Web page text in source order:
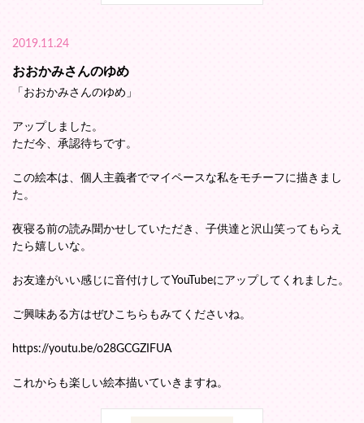
2019.11.24
おおかみさんのゆめ
「おおかみさんのゆめ」
アップしました。
ただ今、承認待ちです。
この絵本は、個人主義者でマイペースな私をモチーフに描きまし
た。
夜寝る前の読み聞かせしていただき、子供達と沢山笑ってもらえ
たら嬉しいな。
お友達がいい感じに音付けしてYouTubeにアップしてくれました。
ご興味ある方はぜひこちらもみてくださいね。
https://youtu.be/o28GCGZIFUA
これからも楽しい絵本描いていきますね。